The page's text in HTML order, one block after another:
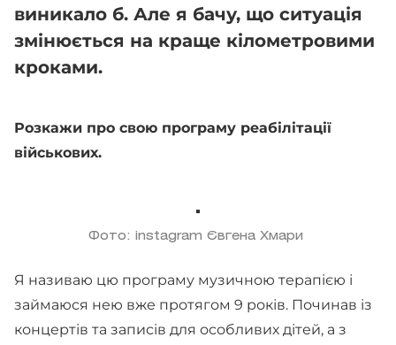
виникало б. Але я бачу, що ситуація
змінюється на краще кілометровими
кроками.
Розкажи про свою програму реабілітації
військових.
Фото: instagram Євгена Хмари
Я називаю цю програму музичною терапією і
займаюся нею вже протягом 9 років. Починав із
концертів та записів для особливих дітей, а з